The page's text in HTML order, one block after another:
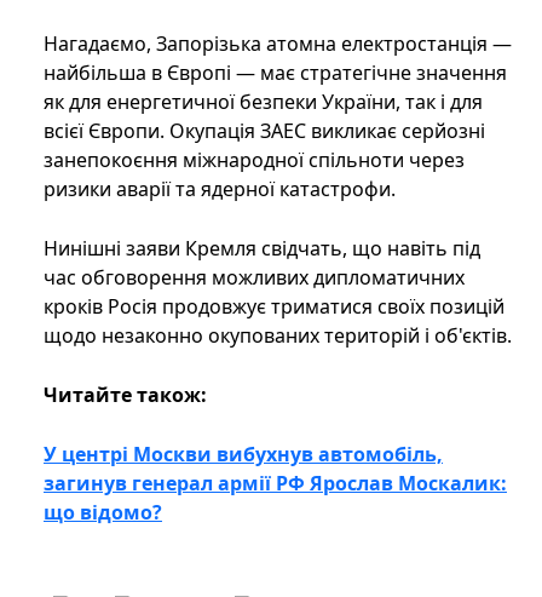
Нагадаємо, Запорізька атомна електростанція —
найбільша в Європі — має стратегічне значення
як для енергетичної безпеки України, так і для
всієї Європи. Окупація ЗАЕС викликає серйозні
занепокоєння міжнародної спільноти через
ризики аварії та ядерної катастрофи.
Нинішні заяви Кремля свідчать, що навіть під
час обговорення можливих дипломатичних
кроків Росія продовжує триматися своїх позицій
щодо незаконно окупованих територій і об'єктів.
Читайте також:
У центрі Москви вибухнув автомобіль,
загинув генерал армії РФ Ярослав Москалик:
що відомо?